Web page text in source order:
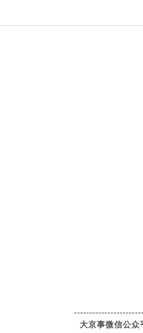
大京事微信公众